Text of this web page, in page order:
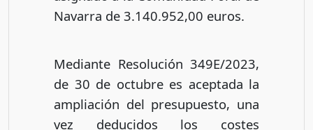
Navarra de 3.140.952,00 euros.
Mediante Resolución 349E/2023,
de 30 de octubre es aceptada la
ampliación del presupuesto, una
vez deducidos los costes